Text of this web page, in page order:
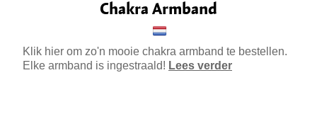
Chakra Armband
Klik hier om zo'n mooie chakra armband te bestellen.
Elke armband is ingestraald! Lees verder